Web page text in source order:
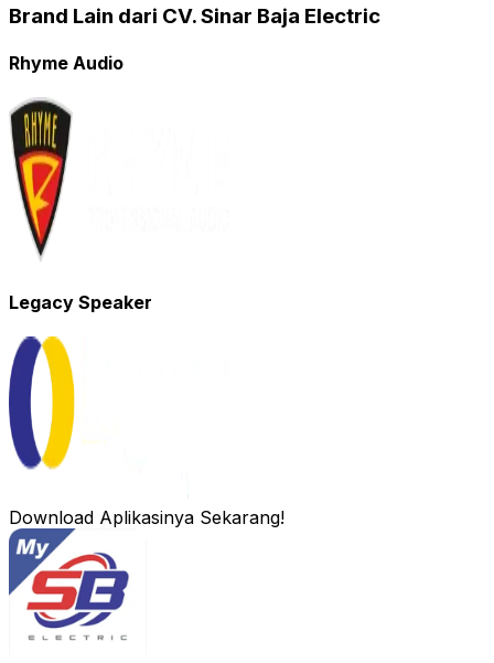
Brand Lain dari CV. Sinar Baja Electric
Rhyme Audio
Legacy Speaker
Download Aplikasinya Sekarang!